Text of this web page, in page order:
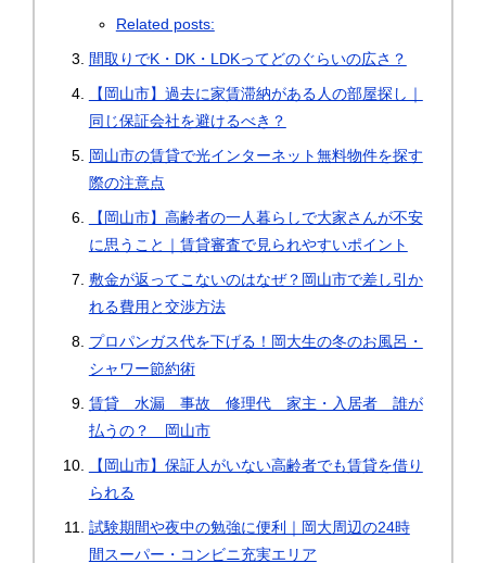
Related posts:
間取りでK・DK・LDKってどのぐらいの広さ？
【岡山市】過去に家賃滞納がある人の部屋探し｜
同じ保証会社を避けるべき？
岡山市の賃貸で光インターネット無料物件を探す
際の注意点
【岡山市】高齢者の一人暮らしで大家さんが不安
に思うこと｜賃貸審査で見られやすいポイント
敷金が返ってこないのはなぜ？岡山市で差し引か
れる費用と交渉方法
プロパンガス代を下げる！岡大生の冬のお風呂・
シャワー節約術
賃貸 水漏 事故 修理代 家主・入居者 誰が
払うの？ 岡山市
【岡山市】保証人がいない高齢者でも賃貸を借り
られる
試験期間や夜中の勉強に便利｜岡大周辺の24時
間スーパー・コンビニ充実エリア